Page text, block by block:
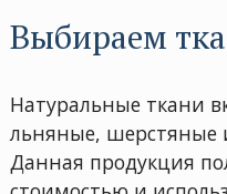
Выбираем
Натуральные ткани
льняные, шерстяные
Данная продукция